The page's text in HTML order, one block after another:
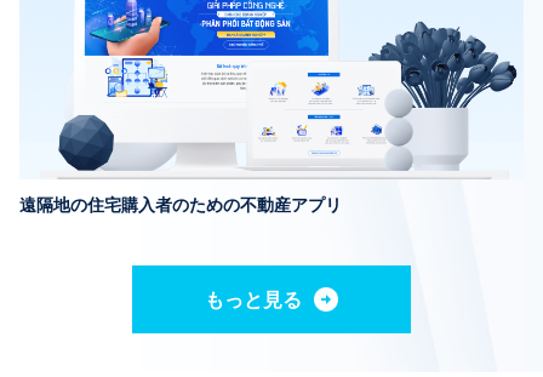
遠隔地の住宅購入者のための不動産アプリ
もっと見る